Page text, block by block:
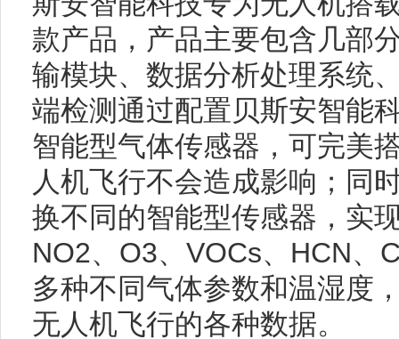
款产品，产品主要包含几部
输模块、数据分析处理系统
端检测通过配置贝斯安智能
智能型气体传感器，可完美
人机飞行不会造成影响；同
换不同的智能型传感器，实
NO2、O3、VOCs、HCN、
多种不同气体参数和温湿度
无人机飞行的各种数据。